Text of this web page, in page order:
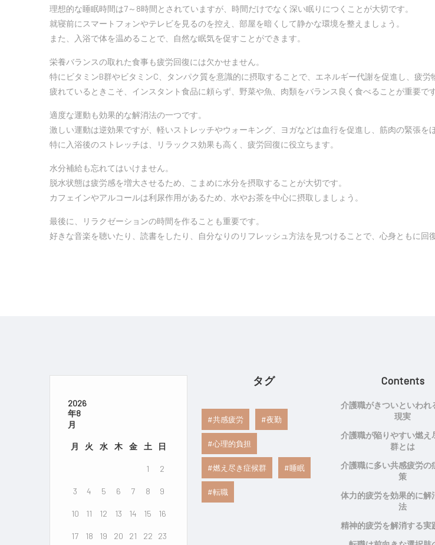
理想的な睡眠時間は7～8時間とされていますが、時間だけでなく深い眠りにつくことが大切です。
就寝前にスマートフォンやテレビを見るのを控え、部屋を暗くして静かな環境を整えましょう。
また、入浴で体を温めることで、自然な眠気を促すことができます。
栄養バランスの取れた食事も疲労回復には欠かせません。
特にビタミンB群やビタミンC、タンパク質を意識的に摂取することで、エネルギー代謝を促進し、疲労
疲れているときこそ、インスタント食品に頼らず、野菜や魚、肉類をバランス良く食べることが重要です
適度な運動も効果的な解消法の一つです。
激しい運動は逆効果ですが、軽いストレッチやウォーキング、ヨガなどは血行を促進し、筋肉の緊張を
特に入浴後のストレッチは、リラックス効果も高く、疲労回復に役立ちます。
水分補給も忘れてはいけません。
脱水状態は疲労感を増大させるため、こまめに水分を摂取することが大切です。
カフェインやアルコールは利尿作用があるため、水やお茶を中心に摂取しましょう。
最後に、リラクゼーションの時間を作ることも重要です。
好きな音楽を聴いたり、読書をしたり、自分なりのリフレッシュ方法を見つけることで、心身ともに回
2026
年8
月
月 火 水 木 金 土 日
1 2
3 4 5 6 7 8 9
10 11 12 13 14 15 16
17 18 19 20 21 22 23
タグ
共感疲労 夜勤
心理的負担
燃え尽き症候群 睡眠
転職
Contents
介護職がきついといわれ
現実
介護職が陥りやすい燃え
群とは
介護職に多い共感疲労の
策
体力的疲労を効果的に解
法
精神的疲労を解消する実